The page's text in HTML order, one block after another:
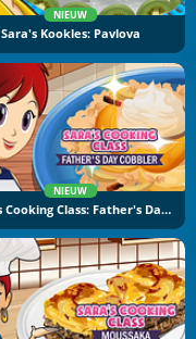
NIEUW
Sara's Kookles: Pavlova
NIEUW
Sara's Cooking Class: Father's Day Cobbler